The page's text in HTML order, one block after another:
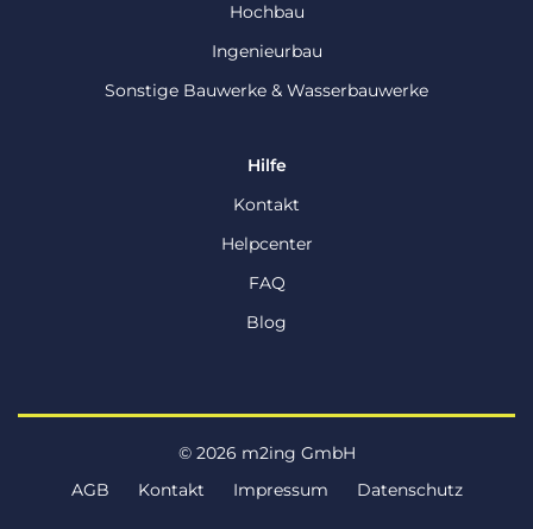
Hochbau
Ingenieurbau
Sonstige Bauwerke & Wasserbauwerke
Hilfe
Kontakt
Helpcenter
FAQ
Blog
© 2026 m2ing GmbH
AGB
Kontakt Impressum Datenschutz